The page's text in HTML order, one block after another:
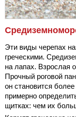
Эти виды черепах
греческими.
на лапах. Взрослая
Прочный роговой
он становится
примерно
щитках: чем их